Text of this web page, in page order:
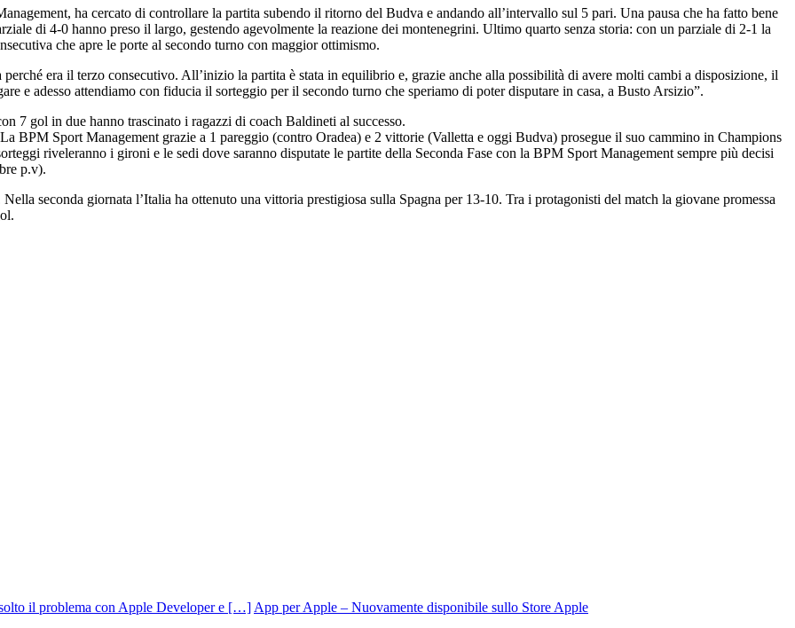
ha cercato di controllare la partita subendo il ritorno del Budva e andando all’intervallo sul 5 pari. Una pausa che ha fatto bene
di 4-0 hanno preso il largo, gestendo agevolmente la reazione dei montenegrini. Ultimo quarto senza storia: con un parziale di 2-1 la
che apre le porte al secondo turno con maggior ottimismo.
era il terzo consecutivo. All’inizio la partita è stata in equilibrio e, grazie anche alla possibilità di avere molti cambi a disposizione, il
e adesso attendiamo con fiducia il sorteggio per il secondo turno che speriamo di poter disputare in casa, a Busto Arsizio”.
7 gol in due hanno trascinato i ragazzi di coach Baldineti al successo.
BPM Sport Management grazie a 1 pareggio (contro Oradea) e 2 vittorie (Valletta e oggi Budva) prosegue il suo cammino in Champions
riveleranno i gironi e le sedi dove saranno disputate le partite della Seconda Fase con la BPM Sport Management sempre più decisi
p.v).
seconda giornata l’Italia ha ottenuto una vittoria prestigiosa sulla Spagna per 13-10. Tra i protagonisti del match la giovane promessa
App per Apple – Nuovamente disponibile sullo Store Apple